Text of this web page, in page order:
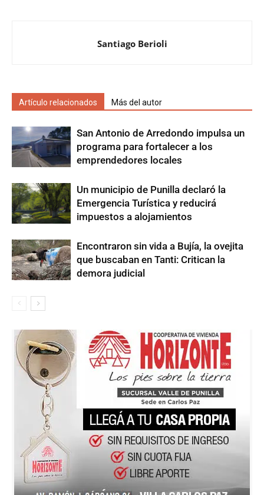
Santiago Berioli
Artículo relacionados Más del autor
San Antonio de Arredondo impulsa un
programa para fortalecer a los
emprendedores locales
Un municipio de Punilla declaró la
Emergencia Turística y reducirá
impuestos a alojamientos
Encontraron sin vida a Bujía, la ovejita
que buscaban en Tanti: Critican la
demora judicial